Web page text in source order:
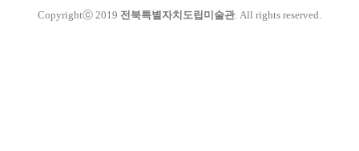
Copyrightⓒ 2019 전북특별자치도립미술관. All rights reserved.